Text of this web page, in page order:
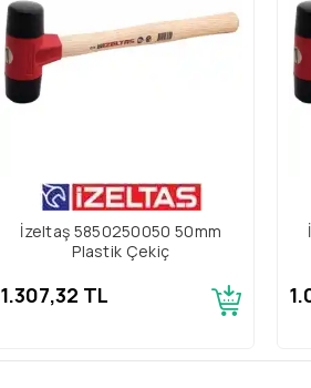
İzeltaş 5850250050 50mm
Plastik Çekiç
1.307,32 TL